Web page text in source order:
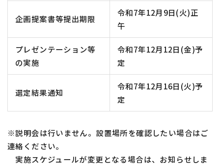
企画提案書等提出期限
令和7年12月9日(火)正
午
プレゼンテーション等
の実施
令和7年12月12日(金)予
定
選定結果通知
令和7年12月16日(火)予
定
※説明会は行いません。設置場所を確認したい場合はご
連絡ください。
実施スケジュールが変更となる場合は、お知らせしま